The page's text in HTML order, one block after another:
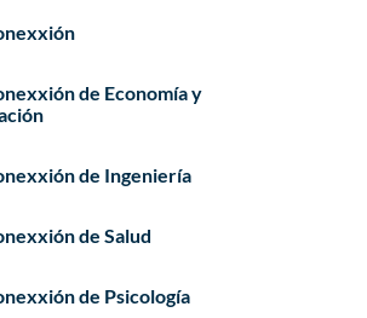
de Economía y
de Ingeniería
de Salud
de Psicología